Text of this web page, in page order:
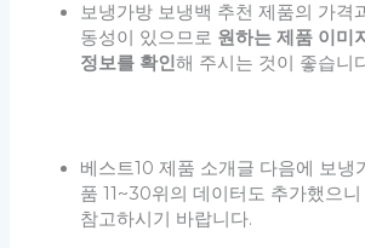
보냉가방 보냉백 추천 제품의 가격
동성이 있으므로 원하는 제품 이미
정보를 확인해 주시는 것이 좋습니
베스트10 제품 소개글 다음에 보냉
품 11~30위의 데이터도 추가했으
참고하시기 바랍니다.